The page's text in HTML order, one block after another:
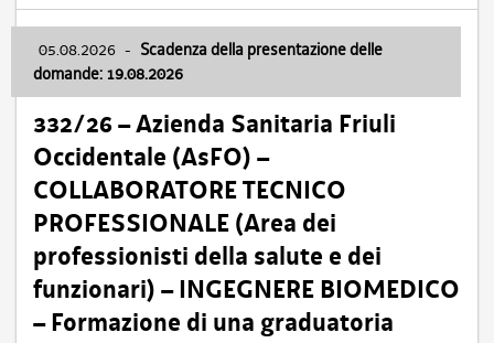
05.08.2026 - Scadenza della presentazione delle
domande: 19.08.2026
332/26 – Azienda Sanitaria Friuli
Occidentale (AsFO) –
COLLABORATORE TECNICO
PROFESSIONALE (Area dei
professionisti della salute e dei
funzionari) – INGEGNERE BIOMEDICO
– Formazione di una graduatoria